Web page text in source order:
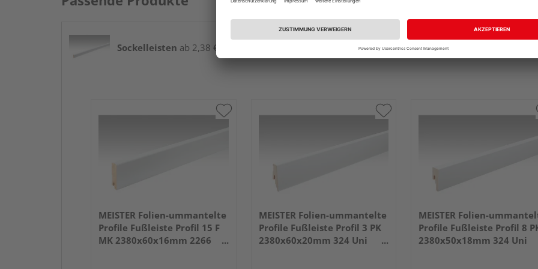
Sockelleisten ab 2,38 € / lfm
MEISTER Folien-ummantelte
Profile Fußleiste Profil 15 F
MK 2380x60x16mm 2266
MEISTER Folien-ummantelte
Profile Fußleiste Profil 3 PK
2380x60x20mm 324 Uni
MEISTER Folien-
Profile Fußleiste Profil 8
2380x50x18mm 324 Uni